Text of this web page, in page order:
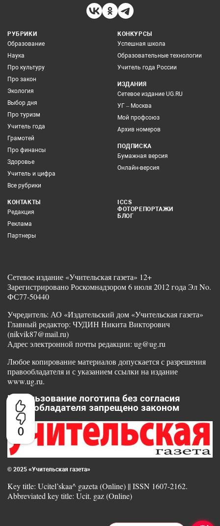
0
РУБРИКИ
Образование
Наука
Про культуру
Про закон
Экология
Выбор дня
Про туризм
Учитель года
Грамотей
Про финансы
Здоровье
Учитель и цифра
Все рубрики
КОНКУРСЫ
Успешная школа
Образовательные технологии
Учитель года России
ИЗДАНИЯ
Сетевое издание UG.RU
УГ – Москва
Мой профсоюз
Архив номеров
ПОДПИСКА
Бумажная версия
Онлайн-версия
КОНТАКТЫ
Редакция
Реклама
Партнеры
ICCS
ФОТОРЕПОРТАЖИ
БЛОГ
Сетевое издание «Учительская газета» 12+
Зарегистрировано Роскомнадзором 6 июля 2012 года Эл No.
ФС77-50440
Учредитель: АО «Издательский дом «Учительская газета»
Главный редактор: ЧУДИН Никита Викторович
(nikvik87@mail.ru)
Адрес электронной почты редакции: ug@ug.ru
Любое копирование материалов допускается с разрешения
правообладателя и с указанием ссылки на издание
www.ug.ru.
Использование логотипа без согласия
правообладателя запрещено законом
© 2025 «Учительская газета»
Key title: Ucitel’skaa^ gazeta (Online) || ISSN 1607-2162.
Abbreviated key title: Ucit. gaz (Online)